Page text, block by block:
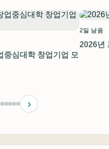
중심대학 창업기업 모
2일 남음
2026년
›